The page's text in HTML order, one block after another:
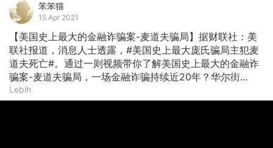
笨笨猫
15 Apr 2021
【美国史上最大的金融诈骗案-麦道夫骗局】据财联社：美
联社报道，消息人士透露，#美国史上最大庞氏骗局主犯麦
道夫死亡#。通过一则视频带你了解美国史上最大的金融诈
骗案-麦道夫骗局，一场金融诈骗持续近20年？华尔街...
Lebih